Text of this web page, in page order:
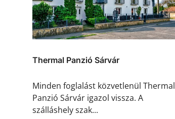
Thermal Panzió Sárvár
Minden foglalást közvetlenül Thermal
Panzió Sárvár igazol vissza. A
szálláshely szak...